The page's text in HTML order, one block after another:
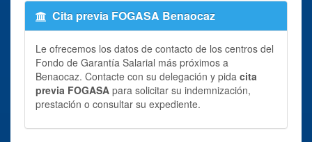
Cita previa FOGASA Benaocaz
Le ofrecemos los datos de contacto de los centros del
Fondo de Garantía Salarial más próximos a
Benaocaz. Contacte con su delegación y pida cita
previa FOGASA para solicitar su indemnización,
prestación o consultar su expediente.